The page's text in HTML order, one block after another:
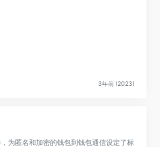
3年前 (2023)
为匿名和加密的钱包到钱包通信设定了标